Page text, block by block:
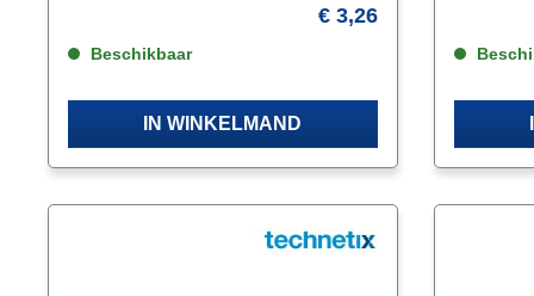
€ 3,26
Beschikbaar
IN WINKELMAND
mobiele
op uw
instraling)
Klasse
dit